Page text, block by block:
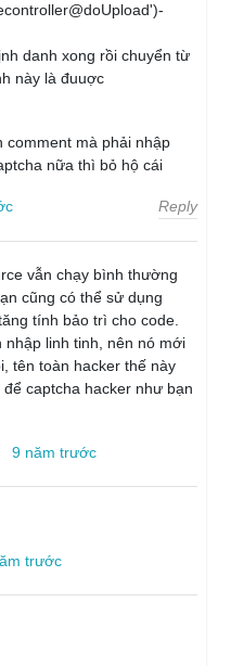
danh xong rồi chuyển từ
này là đuuợc
comment mà phải nhập
nữa thì bỏ hộ cái
Reply
vẫn chạy bình thường
cũng có thể sử dụng
tính bảo trì cho code.
nhập linh tinh, nên nó mới
tên toàn hacker thế này
captcha hacker như bạn
9 năm trước
trước